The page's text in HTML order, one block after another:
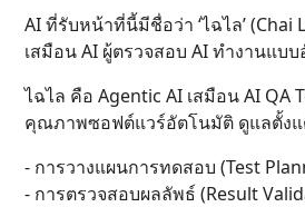
AI ที่รับหน้าที่นี้มีชื่อว่า ‘ไฉไล’ (Chai
เสมือน AI ผู้ตรวจสอบ AI ทำงานแบ
ไฉไล คือ Agentic AI เสมือน AI QA
คุณภาพซอฟต์แวร์อัตโนมัติ ดูแลตั้ง
- การวางแผนการทดสอบ (Test
- การตรวจสอบผลลัพธ์ (Result